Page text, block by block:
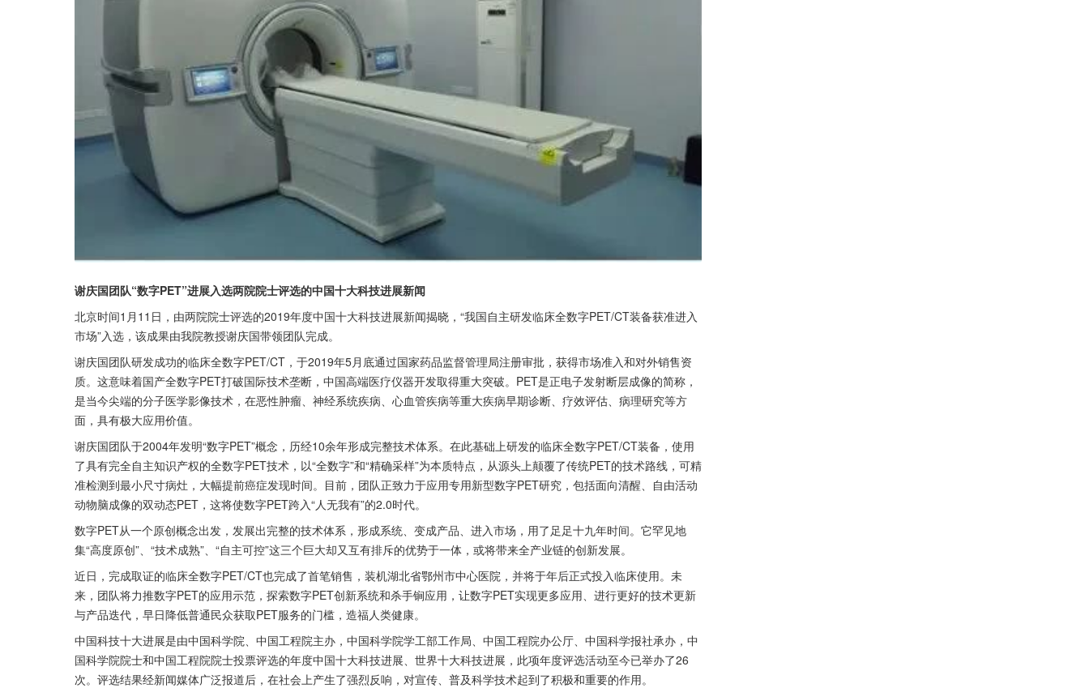
谢庆国团队“数字PET”进展入选两院院士评选的中国十大科技进展新闻
北京时间1月11日，由两院院士评选的2019年度中国十大科技进展新闻揭晓，“我国自主研发临床全数字PET/CT装备获准进入
市场”入选，该成果由我院教授谢庆国带领团队完成。
谢庆国团队研发成功的临床全数字PET/CT，于2019年5月底通过国家药品监督管理局注册审批，获得市场准入和对外销售资
质。这意味着国产全数字PET打破国际技术垄断，中国高端医疗仪器开发取得重大突破。PET是正电子发射断层成像的简称，
是当今尖端的分子医学影像技术，在恶性肿瘤、神经系统疾病、心血管疾病等重大疾病早期诊断、疗效评估、病理研究等方
面，具有极大应用价值。
谢庆国团队于2004年发明“数字PET”概念，历经10余年形成完整技术体系。在此基础上研发的临床全数字PET/CT装备，使用
了具有完全自主知识产权的全数字PET技术，以“全数字”和“精确采样”为本质特点，从源头上颠覆了传统PET的技术路线，可精
准检测到最小尺寸病灶，大幅提前癌症发现时间。目前，团队正致力于应用专用新型数字PET研究，包括面向清醒、自由活动
动物脑成像的双动态PET，这将使数字PET跨入“人无我有”的2.0时代。
数字PET从一个原创概念出发，发展出完整的技术体系，形成系统、变成产品、进入市场，用了足足十九年时间。它罕见地
集“高度原创”、“技术成熟”、“自主可控”这三个巨大却又互有排斥的优势于一体，或将带来全产业链的创新发展。
近日，完成取证的临床全数字PET/CT也完成了首笔销售，装机湖北省鄂州市中心医院，并将于年后正式投入临床使用。未
来，团队将力推数字PET的应用示范，探索数字PET创新系统和杀手锏应用，让数字PET实现更多应用、进行更好的技术更新
与产品迭代，早日降低普通民众获取PET服务的门槛，造福人类健康。
中国科技十大进展是由中国科学院、中国工程院主办，中国科学院学工部工作局、中国工程院办公厅、中国科学报社承办，中
国科学院院士和中国工程院院士投票评选的年度中国十大科技进展、世界十大科技进展，此项年度评选活动至今已举办了26
次。评选结果经新闻媒体广泛报道后，在社会上产生了强烈反响，对宣传、普及科学技术起到了积极和重要的作用。